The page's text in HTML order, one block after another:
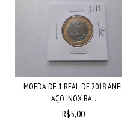
MOEDA DE 1 REAL DE 2018 ANEL
AÇO INOX BA...
R$5,00